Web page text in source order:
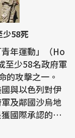
少58死
年運動」（Ho
至少58名政府軍
的攻擊之一。
與以色列對伊
及鄰國沙烏地
國際承認的葉